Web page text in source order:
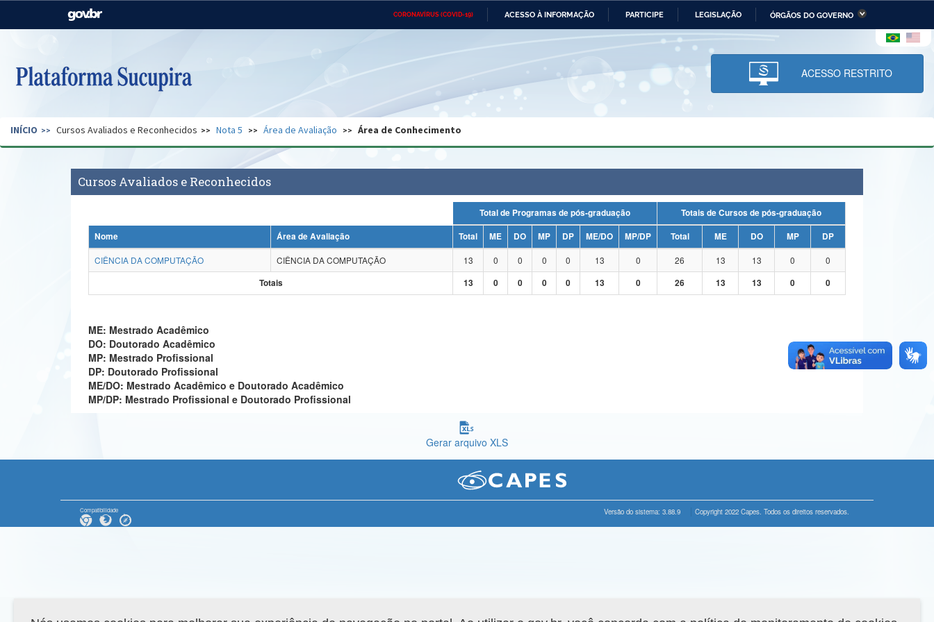
CORONAVÍRUS (COVID-19) ACESSO À INFORMAÇÃO PARTICIPE LEGISLAÇÃO ÓRGÃOS DO GOVERNO
Casa Civil Ministério das Relações Ministério da Economia Ministério da Infraestrutura
Pecuária e Abastecimento
Ministério da Ciência,
Tecnologia, Inovações e
Comunicações
Ministério do Desenvolvimento
Regional e dos Direitos Humanos
Secretaria de Governo Gabinete de Segurança Advocacia-Geral da União Banco Central do Brasil Planalto
ACESSO RESTRITO
INÍCIO Cursos Avaliados e Reconhecidos Nota 5 Área de Avaliação Área de Conhecimento
Cursos Avaliados e Reconhecidos
Total de Programas de pós-graduação
Totais de Cursos de pós-graduação
Nome
Área de Avaliação Total ME DO MP DP ME/DO MP/DP Total ME DO MP
DP
CIÊNCIA DA COMPUTAÇÃO
CIÊNCIA DA COMPUTAÇÃO 13 0 0 0 0 13 0 26 13 13 0
0
Totais
13 0 0 0 0 13 0 26 13 13 0 0
ME: Mestrado Acadêmico
DO: Doutorado Acadêmico
MP: Mestrado Profissional
DP: Doutorado Profissional
ME/DO: Mestrado Acadêmico e Doutorado Acadêmico
MP/DP: Mestrado Profissional e Doutorado Profissional
Gerar arquivo XLS
Compatibilidade Versão do sistema: 3.88.9 Copyright 2022 Capes. Todos os direitos reservados.